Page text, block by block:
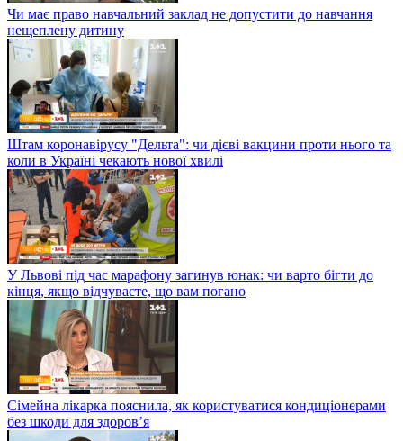
Чи має право навчальний заклад не допустити до навчання
нещеплену дитину
Штам коронавірусу "Дельта": чи дієві вакцини проти нього та
коли в Україні чекають нової хвилі
У Львові під час марафону загинув юнак: чи варто бігти до
кінця, якщо відчуваєте, що вам погано
Сімейна лікарка пояснила, як користуватися кондиціонерами
без шкоди для здоров’я